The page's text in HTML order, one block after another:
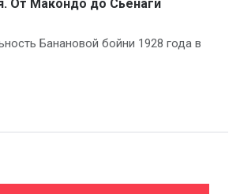
От Макондо до Сьенаги
Банановой бойни 1928 года в